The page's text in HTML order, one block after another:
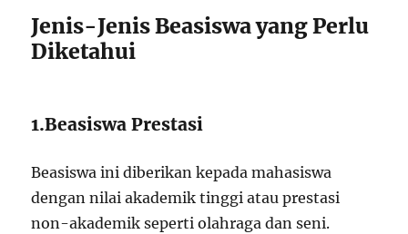
Jenis-Jenis Beasiswa yang Perlu
Diketahui
1.Beasiswa Prestasi
Beasiswa ini diberikan kepada mahasiswa
dengan nilai akademik tinggi atau prestasi
non-akademik seperti olahraga dan seni.